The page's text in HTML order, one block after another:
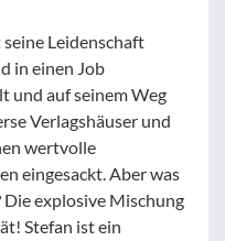
Leidenschaft
in einen Job
und auf seinem Weg
Verlagshäuser und
wertvolle
eingesackt. Aber was
explosive Mischung
Stefan ist ein